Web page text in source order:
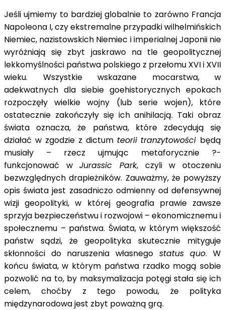
Jeśli ujmiemy to bardziej globalnie to zarówno Francja
Napoleona I, czy ekstremalne przypadki wilhelmińskich
Niemiec, nazistowskich Niemiec i imperialnej Japonii nie
wyróżniają się zbyt jaskrawo na tle geopolitycznej
lekkomyślności państwa polskiego z przełomu XVI i XVII
wieku. Wszystkie wskazane mocarstwa, w
adekwatnych dla siebie goehistorycznych epokach
rozpoczęły wielkie wojny (lub serie wojen), które
ostatecznie zakończyły się ich anihilacją. Taki obraz
świata oznacza, że państwa, które zdecydują się
działać w zgodzie z dictum teorii tranzytowości będą
musiały – rzecz ujmując metaforycznie ?-
funkcjonować wJurassic Park, czyli w otoczeniu
bezwzględnych drapieżników. Zauważmy, że powyższy
opis świata jest zasadniczo odmienny od defensywnej
wizji geopolityki, w której geografia prawie zawsze
sprzyja bezpieczeństwu i rozwojowi – ekonomicznemu i
społecznemu – państwa. Świata, w którym większość
państw sądzi, że geopolityka skutecznie mityguje
skłonności do naruszenia własnego status quo. W
końcu świata, w którym państwa rzadko mogą sobie
pozwolić na to, by maksymalizacja potęgi stała się ich
celem, choćby z tego powodu, że polityka
międzynarodowa jest zbyt poważną grą.